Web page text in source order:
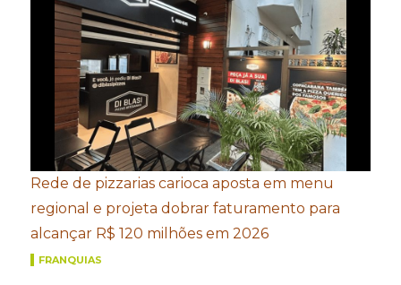
Rede de pizzarias carioca aposta em menu
regional e projeta dobrar faturamento para
alcançar R$ 120 milhões em 2026
FRANQUIAS